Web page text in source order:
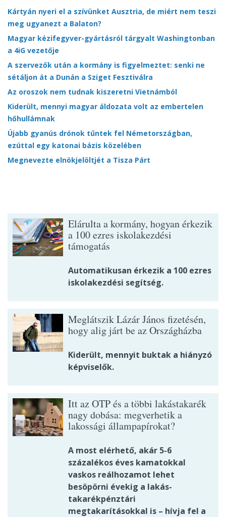
Kártyán nyeri el a szívünket Ausztria, de miért nem teszi
meg ugyanezt a Balaton?
Magyar kézifegyver-gyártásról tárgyalt Washingtonban
a 4iG vezetője
A szervezők után a kormány is figyelmeztet: senki ne
sétáljon át a Dunán a Sziget Fesztiválra
Az oroszok nem tudnak kiszeretni Vietnámból
Kiderült, mennyi magyar áldozata volt az embertelen
hőhullámnak
Újabb gyanús drónok tűntek fel Németországban,
ezúttal egy katonai bázis közelében
Megnevezte elnökjelöltjét a Tisza Párt
Elárulta a kormány, hogyan érkezik
a 100 ezres iskolakezdési
támogatás
Automatikusan érkezik a 100 ezres
iskolakezdési segítség.
Meglátszik Lázár János fizetésén,
hogy alig járt be az Országházba
Kiderült, mennyit buktak a hiányzó
képviselők.
Itt az OTP és a többi lakástakarék
nagy dobása: megverhetik a
lakossági állampapírokat?
A most elérhető, akár 5-6
százalékos éves kamatokkal
vaskos reálhozamot lehet
besöpörni évekig a lakás-
takarékpénztári
megtakarításokkal is – hívja fel a